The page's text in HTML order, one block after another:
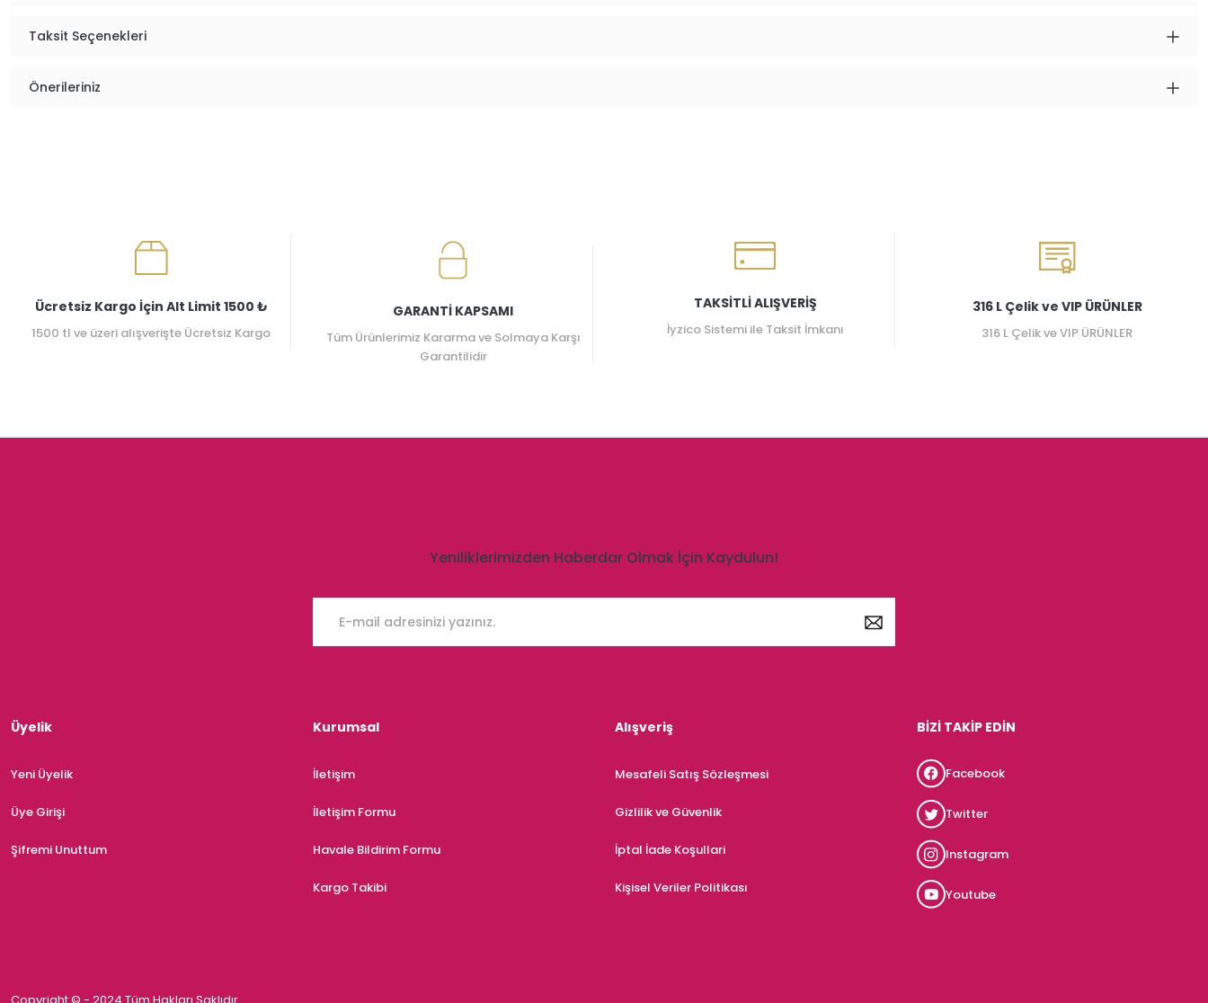
Taksit Seçenekleri
Önerileriniz
Ücretsiz Kargo İçin Alt Limit 1500 ₺
1500 tl ve üzeri alışverişte Ücretsiz Kargo
GARANTİ KAPSAMI
Tüm Ürünlerimiz Kararma ve Solmaya Karşı
Garantilidir
TAKSİTLİ ALIŞVERİŞ
İyzico Sistemi ile Taksit İmkanı
316 L Çelik ve VIP ÜRÜNLER
316 L Çelik ve VIP ÜRÜNLER
Yeniliklerimizden Haberdar Olmak İçin Kaydulun!
Üyelik
Yeni Üyelik
Üye Girişi
Şifremi Unuttum
Kurumsal
İletişim
İletişim Formu
Havale Bildirim Formu
Kargo Takibi
Alışveriş
Mesafeli Satış Sözleşmesi
Gizlilik ve Güvenlik
İptal İade Koşullari
Kişisel Veriler Politikası
BİZİ TAKİP EDİN
Facebook
Twitter
Instagram
Youtube